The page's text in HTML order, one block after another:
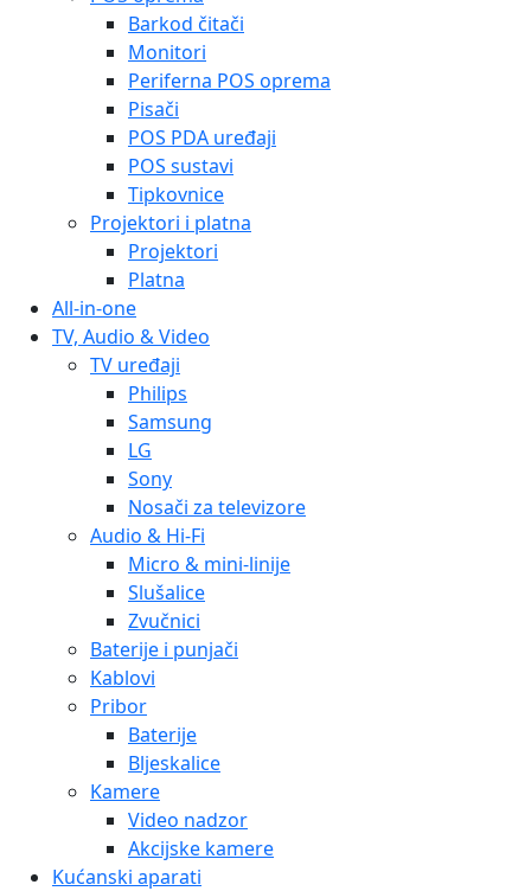
Barkod čitači
Monitori
Periferna POS oprema
Pisači
POS PDA uređaji
POS sustavi
Tipkovnice
Projektori i platna
Projektori
Platna
All-in-one
TV, Audio & Video
TV uređaji
Philips
Samsung
LG
Sony
Nosači za televizore
Audio & Hi-Fi
Micro & mini-linije
Slušalice
Zvučnici
Baterije i punjači
Kablovi
Pribor
Baterije
Bljeskalice
Kamere
Video nadzor
Akcijske kamere
Kućanski aparati